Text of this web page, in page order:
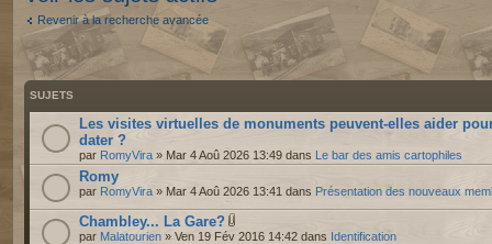
Revenir à la recherche avancée
SUJETS
Les visites virtuelles de monuments peuvent-elles aider
dater ?
par RomyVira » Mar 4 Aoû 2026 13:49 dans Le bar des amis cartophiles
Romy
par RomyVira » Mar 4 Aoû 2026 13:41 dans Présentation des nouveaux
Chambley... La Gare?
par Malatourien » Ven 19 Fév 2016 14:42 dans Identification